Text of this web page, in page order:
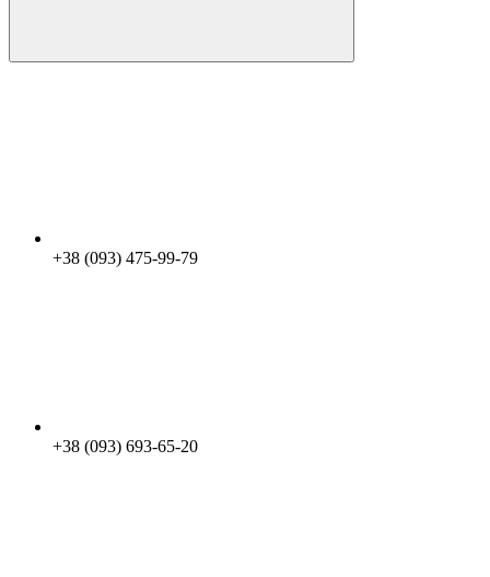
+38 (093) 475-99-79
+38 (093) 693-65-20